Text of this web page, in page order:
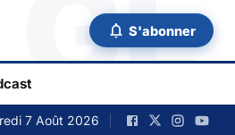
S'abonner
de développement de l’Union
7 Août 2026